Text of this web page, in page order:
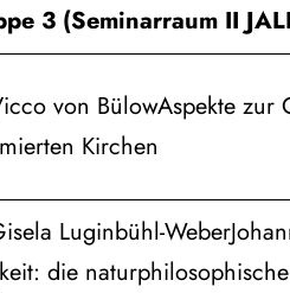
3 (Seminarraum II
von BülowAspekte zur
Kirchen
Luginbühl-
die